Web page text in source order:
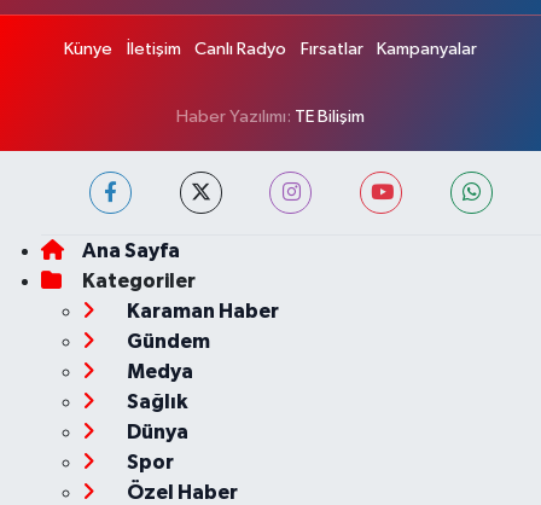
Künye İletişim Canlı Radyo Fırsatlar Kampanyalar
Haber Yazılımı: TE Bilişim
Ana Sayfa
Kategoriler
Karaman Haber
Gündem
Medya
Sağlık
Dünya
Spor
Özel Haber